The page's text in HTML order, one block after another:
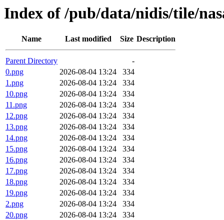
Index of /pub/data/nidis/tile/
Name Last modified Size Description
Parent Directory
-
0.png
2026-08-04 13:24
334
1.png
2026-08-04 13:24
334
10.png
2026-08-04 13:24
334
11.png
2026-08-04 13:24
334
12.png
2026-08-04 13:24
334
13.png
2026-08-04 13:24
334
14.png
2026-08-04 13:24
334
15.png
2026-08-04 13:24
334
16.png
2026-08-04 13:24
334
17.png
2026-08-04 13:24
334
18.png
2026-08-04 13:24
334
19.png
2026-08-04 13:24
334
2.png
2026-08-04 13:24
334
20.png
2026-08-04 13:24
334